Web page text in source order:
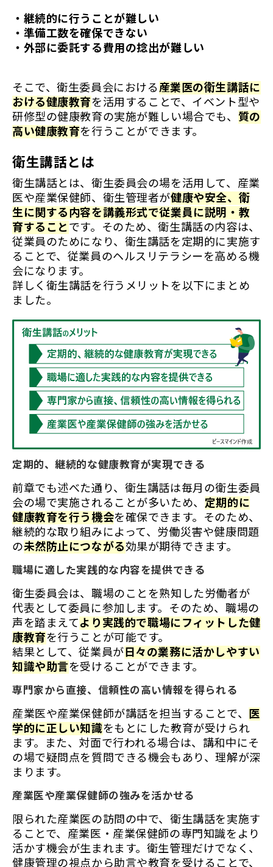
・継続的に行うことが難しい
・準備工数を確保できない
・外部に委託する費用の捻出が難しい
そこで、衛生委員会における産業医の衛生講話に
おける健康教育を活用することで、イベント型や
研修型の健康教育の実施が難しい場合でも、 質の
高い健康教育を行うことができます。
衛生講話とは
衛生講話とは、衛生委員会の場を活用して、産業
医や産業保健師、衛生管理者が健康や安全、衛
生に関する内容を講義形式で従業員に説明・教
育すること です。そのため、衛生講話の内容は、
従業員のためになり、衛生講話を定期的に実施す
ることで、従業員のヘルスリテラシーを高める機
会になります。
詳しく衛生講話を行うメリットを以下にまとめ
ました。
定期的、継続的な健康教育が実現できる
前章でも述べた通り、衛生講話は毎月の衛生委員
会の場で実施されることが多いため、 定期的に
健康教育を行う機会を確保できます。そのため、
継続的な取り組みによって、労働災害や健康問題
の未然防止につながる効果が期待できます。
職場に適した実践的な内容を提供できる
衛生委員会は、職場のことを熟知した労働者が
代表として委員に参加します。そのため、職場の
声を踏まえてより実践的で職場にフィットした健
康教育を行うことが可能です。
結果として、従業員が 日々の業務に活かしやすい
知識や助言を受けることができます。
専門家から直接、信頼性の高い情報を得られる
産業医や産業保健師が講話を担当することで、
医
学的に正しい知識をもとにした教育が受けられ
ます。また、対面で行われる場合は、講和中にそ
の場で疑問点を質問できる機会もあり、理解が深
まります。
産業医や産業保健師の強みを活かせる
限られた産業医の訪問の中で、衛生講話を実施す
ることで、産業医・産業保健師の専門知識をより
活かす機会が生まれます。衛生管理だけでなく、
健康管理の視点から助言や教育を受けることで、